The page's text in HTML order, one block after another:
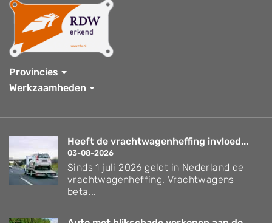
Provincies
Werkzaamheden
Heeft de vrachtwagenheffing invloed...
03-08-2026
Sinds 1 juli 2026 geldt in Nederland de
vrachtwagenheffing. Vrachtwagens
beta...